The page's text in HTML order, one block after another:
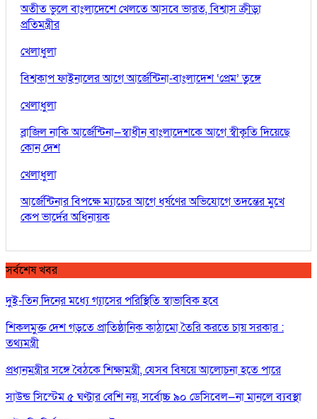
অতীত ভুলে বাংলাদেশে খেলতে আসবে ভারত, বিশ্বাস ক্রীড়া
প্রতিমন্ত্রীর
খেলাধুলা
বিশ্বকাপ ফাইনালের আগে আর্জেন্টিনা-বাংলাদেশ ‘প্রেম’ তুঙ্গে
খেলাধুলা
ব্রাজিল নাকি আর্জেন্টিনা—স্বাধীন বাংলাদেশকে আগে স্বীকৃতি দিয়েছে
কোন দেশ
খেলাধুলা
আর্জেন্টিনার বিপক্ষে ম্যাচের আগে ধর্ষণের অভিযোগে তদন্তের মুখে
কেপ ভার্দের অধিনায়ক
সর্বশেষ খবর
দুই-তিন দিনের মধ্যে গ্যাসের পরিস্থিতি স্বাভাবিক হবে
শিকলমুক্ত দেশ গড়তে প্রাতিষ্ঠানিক কাঠামো তৈরি করতে চায় সরকার :
তথ্যমন্ত্রী
প্রধানমন্ত্রীর সঙ্গে বৈঠকে শিক্ষামন্ত্রী, যেসব বিষয়ে আলোচনা হতে পারে
সাউন্ড সিস্টেম ৫ ঘণ্টার বেশি নয়, সর্বোচ্চ ৯০ ডেসিবেল—না মানলে ব্যবস্থা